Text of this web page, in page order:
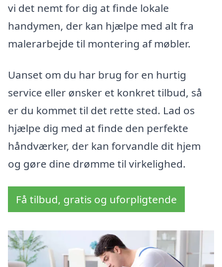
vi det nemt for dig at finde lokale
handymen, der kan hjælpe med alt fra
malerarbejde til montering af møbler.
Uanset om du har brug for en hurtig
service eller ønsker et konkret tilbud, så
er du kommet til det rette sted. Lad os
hjælpe dig med at finde den perfekte
håndværker, der kan forvandle dit hjem
og gøre dine drømme til virkelighed.
Få tilbud, gratis og uforpligtende